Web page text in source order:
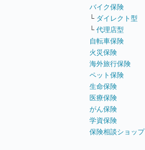
バイク保険
└ ダイレクト型
└ 代理店型
自転車保険
火災保険
海外旅行保険
ペット保険
生命保険
医療保険
がん保険
学資保険
保険相談ショップ